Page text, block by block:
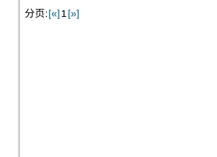
分页:[«]1[»]